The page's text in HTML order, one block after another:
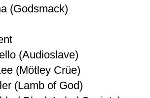
(Godsmack)
(Audioslave)
(Mötley Crüe)
(Lamb of God)